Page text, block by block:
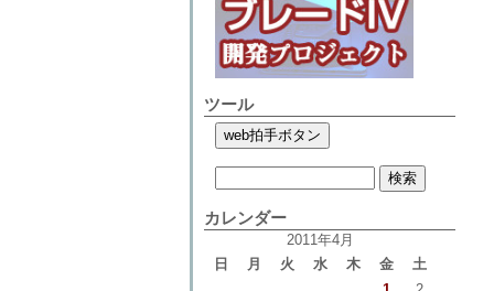
ツール
カレンダー
2011年4月
日
月 火 水 木 金 土